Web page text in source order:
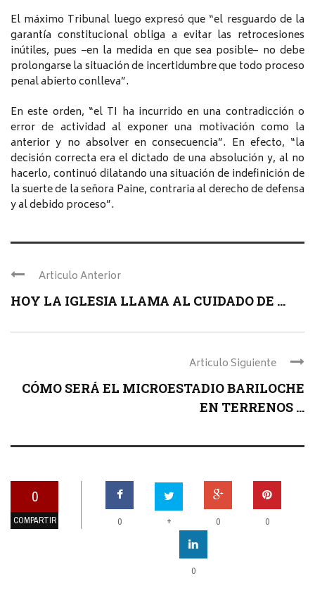
El máximo Tribunal luego expresó que “el resguardo de la
garantía constitucional obliga a evitar las retrocesiones
inútiles, pues –en la medida en que sea posible– no debe
prolongarse la situación de incertidumbre que todo proceso
penal abierto conlleva”.
En este orden, “el TI ha incurrido en una contradicción o
error de actividad al exponer una motivación como la
anterior y no absolver en consecuencia”. En efecto, “la
decisión correcta era el dictado de una absolución y, al no
hacerlo, continuó dilatando una situación de indefinición de
la suerte de la señora Paine, contraria al derecho de defensa
y al debido proceso”.
Articulo Anterior
HOY LA IGLESIA LLAMA AL CUIDADO DE ...
Articulo Siguiente
CÓMO SERÁ EL MICROESTADIO BARILOCHE
EN TERRENOS ...
0
COMPARTIR 0 + 0 0
0